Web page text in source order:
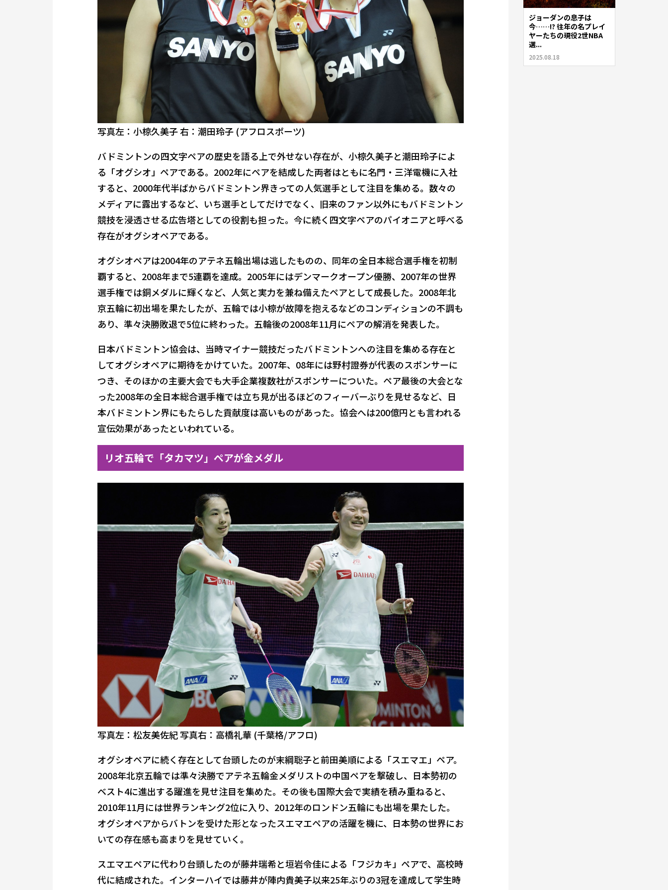
写真左：小椋久美子 右：潮田玲子 (アフロスポーツ)
バドミントンの四文字ペアの歴史を語る上で外せない存在が、小椋久美子と潮田玲子によ
る「オグシオ」ペアである。2002年にペアを結成した両者はともに名門・三洋電機に入社
すると、2000年代半ばからバドミントン界きっての人気選手として注目を集める。数々の
メディアに露出するなど、いち選手としてだけでなく、旧来のファン以外にもバドミントン
競技を浸透させる広告塔としての役割も担った。今に続く四文字ペアのパイオニアと呼べる
存在がオグシオペアである。
オグシオペアは2004年のアテネ五輪出場は逃したものの、同年の全日本総合選手権を初制
覇すると、2008年まで5連覇を達成。2005年にはデンマークオープン優勝、2007年の世界
選手権では銅メダルに輝くなど、人気と実力を兼ね備えたペアとして成長した。2008年北
京五輪に初出場を果たしたが、五輪では小椋が故障を抱えるなどのコンディションの不調も
あり、準々決勝敗退で5位に終わった。五輪後の2008年11月にペアの解消を発表した。
日本バドミントン協会は、当時マイナー競技だったバドミントンへの注目を集める存在と
してオグシオペアに期待をかけていた。2007年、08年には野村證券が代表のスポンサーに
つき、そのほかの主要大会でも大手企業複数社がスポンサーについた。ペア最後の大会とな
った2008年の全日本総合選手権では立ち見が出るほどのフィーバーぶりを見せるなど、日
本バドミントン界にもたらした貢献度は高いものがあった。協会へは200億円とも言われる
宣伝効果があったといわれている。
リオ五輪で「タカマツ」ペアが金メダル
写真左：松友美佐紀 写真右：高橋礼華 (千葉格/アフロ)
オグシオペアに続く存在として台頭したのが末綱聡子と前田美順による「スエマエ」ペア。
2008年北京五輪では準々決勝でアテネ五輪金メダリストの中国ペアを撃破し、日本勢初の
ベスト4に進出する躍進を見せ注目を集めた。その後も国際大会で実績を積み重ねると、
2010年11月には世界ランキング2位に入り、2012年のロンドン五輪にも出場を果たした。
オグシオペアからバトンを受けた形となったスエマエペアの活躍を機に、日本勢の世界にお
いての存在感も高まりを見せていく。
スエマエペアに代わり台頭したのが藤井瑞希と垣岩令佳による「フジカキ」ペアで、高校時
代に結成された。インターハイでは藤井が陣内貴美子以来25年ぶりの3冠を達成して学生時
ジョーダンの息子は
今……!? 往年の名プレイ
ヤーたちの現役2世NBA
選...
2025.08.18